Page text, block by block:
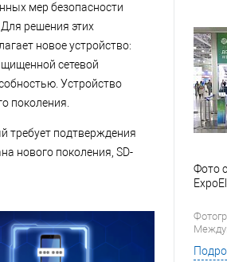
мер безопасности
решения этих
новое устройство:
сетевой
Устройство
поколения.
требует подтверждения
нового поколения, SD-
Фото
2026